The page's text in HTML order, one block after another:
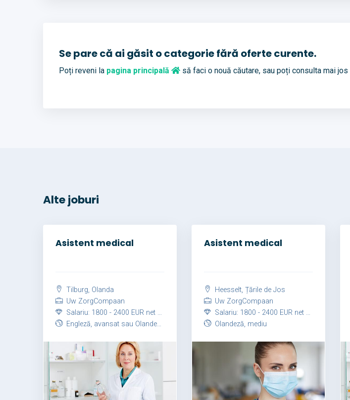
Se pare că ai găsit o categorie fără oferte curente.
Poți reveni la pagina principală să faci o nouă căutare, sau poți consulta mai jos
Alte joburi
Asistent medical
Tilburg, Olanda
Uw ZorgCompaan
Salariu: 1800 - 2400 EUR net / lună
Engleză, avansat sau Olandeză, avansat
Asistent medical
Heesselt, Țările de Jos
Uw ZorgCompaan
Salariu: 1800 - 2400 EUR net / lună
Olandeză, mediu